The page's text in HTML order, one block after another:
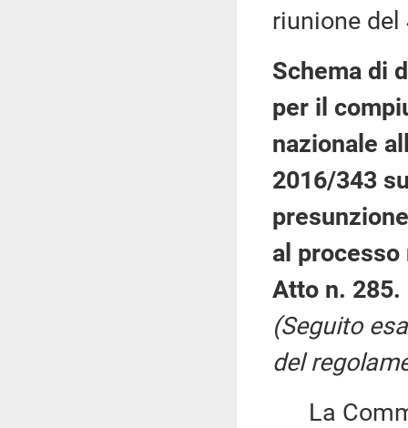
riunione del
Schema di
per il
nazionale
2016/343
al
Atto n. 285.
(Seguito
del
La